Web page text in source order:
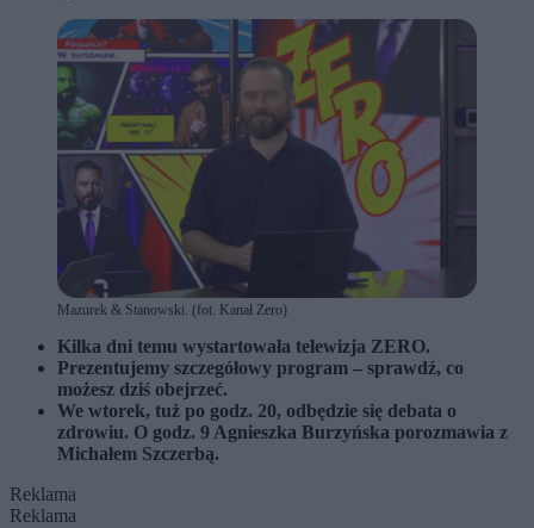
Mazurek & Stanowski. (fot. Kanał Zero)
Kilka dni temu wystartowała telewizja ZERO.
Prezentujemy szczegółowy program – sprawdź, co
możesz dziś obejrzeć.
We wtorek, tuż po godz. 20, odbędzie się debata o
zdrowiu. O godz. 9 Agnieszka Burzyńska porozmawia z
Michałem Szczerbą.
Reklama
Reklama